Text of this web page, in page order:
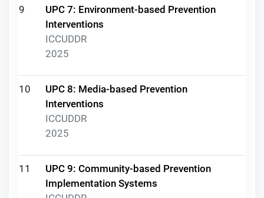
9
UPC 7: Environment-based Prevention
Interventions
ICCUDDR
2025
10
UPC 8: Media-based Prevention
Interventions
ICCUDDR
2025
11
UPC 9: Community-based Prevention
Implementation Systems